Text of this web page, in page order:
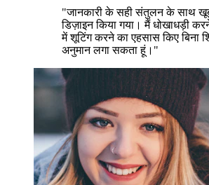
"जानकारी के सही संतुलन के साथ
डिज़ाइन किया गया। मैं धोखाधड़ी
में शूटिंग करने का एहसास किए बिना
अनुमान लगा सकता हूं।"